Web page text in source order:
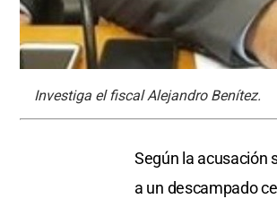
Investiga el fiscal Alejandro Benítez.
Según la acusación
a un descampado